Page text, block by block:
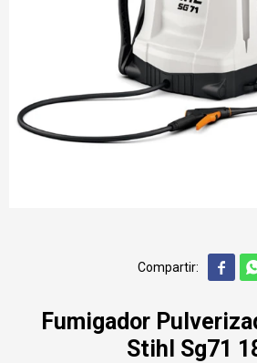

Fumigador
Stihl Sg71